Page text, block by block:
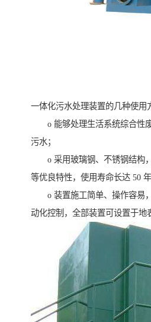
一体化污水处理装置的几种使用
o 能够处理生活系统综合性
污水；
o 采用玻璃钢、不锈钢结构
等优良特性，使用寿命长达 50 年
o 装置施工简单、操作容易
动化控制，全部装置可设置于地